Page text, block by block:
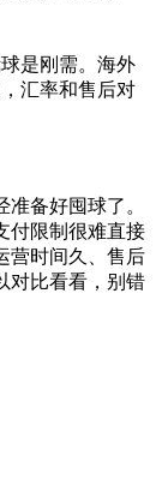
是刚需。海外
汇率和售后对
备好囤球了。
付限制很难直接
营时间久、售后
对比看看，别错